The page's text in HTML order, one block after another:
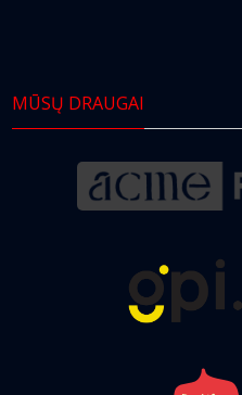
MŪSŲ DRAUGAI